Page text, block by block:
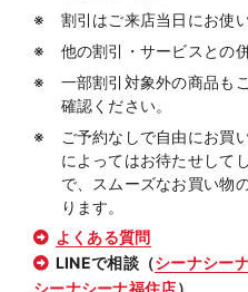
割引はご来店当日にお使
他の割引・サービスとの
一部割引対象外の商品も
確認ください。
ご予約なしで自由にお買
によってはお待たせして
で、スムーズなお買い物
ります。
よくある質問
LINEで相談（シーナシー